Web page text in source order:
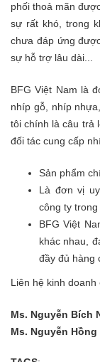
phối thoả mãn
sự rất khó, trong
chưa đáp ứng
sự hỗ trợ lâu dài...
BFG Việt Nam là
nhíp gỗ, nhíp
tôi chính là câu trả
đối tác cung cấp
Sản phẩm
Là đơn vị
công ty
BFG Việt
khác nhau,
đầy đủ hàng
Liên hệ kinh
Ms. Nguyễn Bích
Ms. Nguyễn